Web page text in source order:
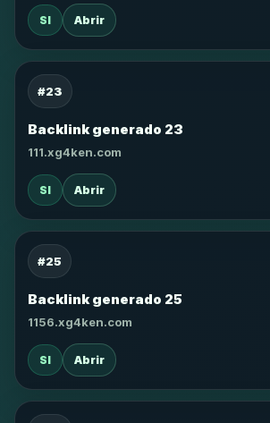
SI Abrir
#23
Backlink generado 23
111.xg4ken.com
SI Abrir
#25
Backlink generado 25
1156.xg4ken.com
SI Abrir